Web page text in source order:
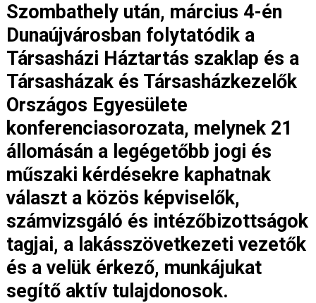
Szombathely után, március 4-én
Dunaújvárosban folytatódik a
Társasházi Háztartás szaklap és a
Társasházak és Társasházkezelők
Országos Egyesülete
konferenciasorozata, melynek 21
állomásán a legégetőbb jogi és
műszaki kérdésekre kaphatnak
választ a közös képviselők,
számvizsgáló és intézőbizottságok
tagjai, a lakásszövetkezeti vezetők
és a velük érkező, munkájukat
segítő aktív tulajdonosok.